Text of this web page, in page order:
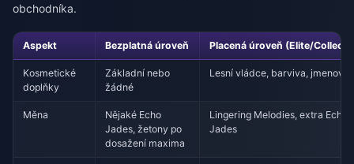
obchodníka.
Aspekt Bezplatná úroveň Placená úroveň (Elite/
Kosmetické
doplňky
Základní nebo
žádné
Lesní vládce, barviva,
Měna
Nějaké Echo
Jades, žetony po
dosažení maxima
Lingering Melodies, extra Echo
Jades